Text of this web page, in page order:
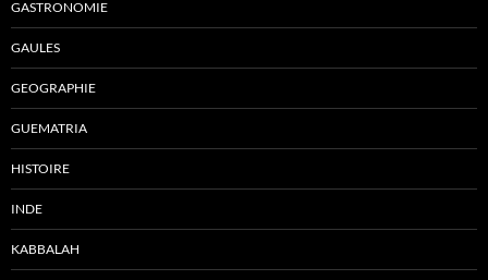
GASTRONOMIE
GAULES
GEOGRAPHIE
GUEMATRIA
HISTOIRE
INDE
KABBALAH